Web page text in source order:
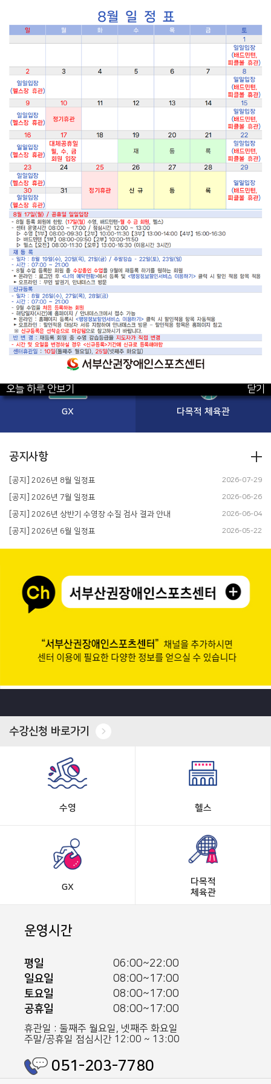
오늘 하루 안보기 닫기
서부산권 장애인
스포츠센터
여러분의 건강과 행복을
책임지겠습니다.
프로그램안내 바로가기
수영 헬스
GX 다목적 체육관
공지사항
[공지] 2026년 8월 일정표 2026-07-29
[공지] 2026년 7월 일정표 2026-06-26
[공지] 2026년 상반기 수영장 수질 검사 결과 안내 2026-06-04
[공지] 2026년 6월 일정표 2026-05-22
수강신청 바로가기
수영 헬스
GX
다목적
체육관
운영시간
평일
06:00~22:00
일요일
08:00~17:00
토요일
08:00~17:00
공휴일
08:00~17:00
휴관일 : 둘째주 월요일, 넷째주 화요일
주말/공휴일 점심시간 12:00 ~ 13:00
051-203-7780